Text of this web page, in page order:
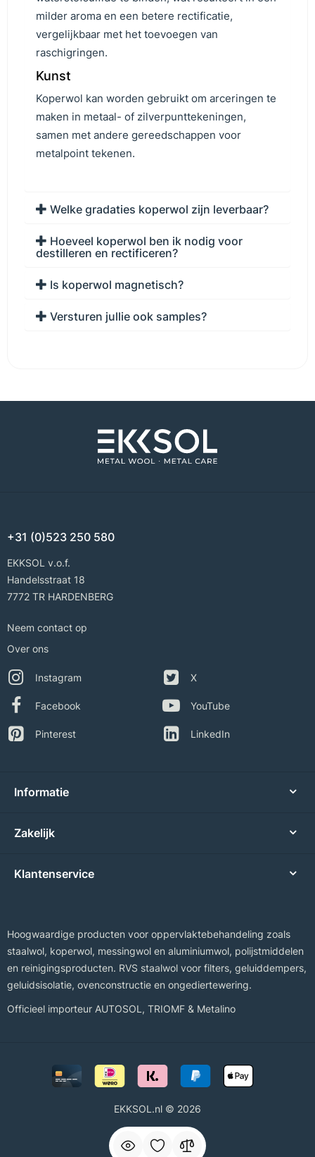
milder aroma en een betere rectificatie,
vergelijkbaar met het toevoegen van
raschigringen.
Kunst
Koperwol kan worden gebruikt om arceringen te
maken in metaal- of zilverpunttekeningen,
samen met andere gereedschappen voor
metalpoint tekenen.
Welke gradaties koperwol zijn leverbaar?
Hoeveel koperwol ben ik nodig voor
destilleren en rectificeren?
Is koperwol magnetisch?
Versturen jullie ook samples?
+31 (0)523 250 580
EKKSOL v.o.f.
Handelsstraat 18
7772 TR HARDENBERG
Neem contact op
Over ons
Instagram
Facebook
Pinterest
X
YouTube
LinkedIn
Informatie
Zakelijk
Klantenservice
Hoogwaardige producten voor oppervlaktebehandeling zoals
staalwol, koperwol, messingwol en aluminiumwol, polijstmiddelen
en reinigingsproducten. RVS staalwol voor filters, geluiddempers,
geluidsisolatie, ovenconstructie en ongediertewering.
Officieel importeur AUTOSOL , TRIOMF & Metalino
EKKSOL.nl © 2026